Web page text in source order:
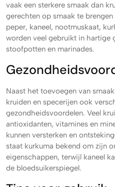
vaak een sterkere smaak dan
gerechten op smaak te
peper, kaneel, nootmuskaat,
worden veel gebruikt in hartige
stoofpotten en marinades.
Naast het toevoegen van
kruiden en specerijen ook
gezondheidsvoordelen. Veel
antioxidanten, vitamines en
kunnen versterken en
staat kurkuma bekend om zijn
eigenschappen, terwijl kaneel
de bloedsuikerspiegel.